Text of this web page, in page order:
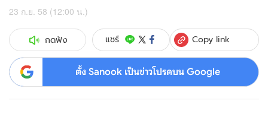
23 ก.ย. 58 (12:00 น.)
กดฟัง แชร์ Copy link
ตั้ง Sanook เป็นข่าวโปรดบน Google